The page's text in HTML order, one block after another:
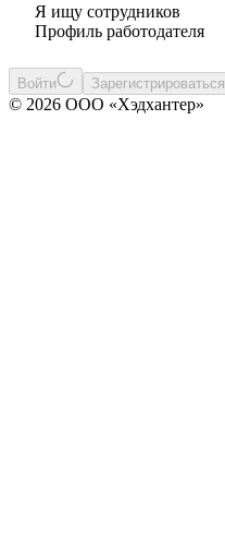
Я ищу сотрудников
Профиль работодателя
Войти Зарегистрироваться
© 2026 ООО «Хэдхантер»